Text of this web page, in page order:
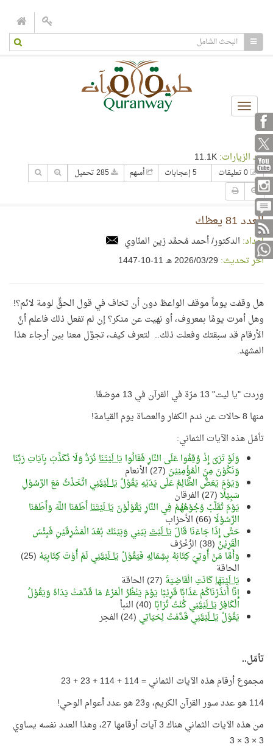
Toggle
navigation
عدد الزيارات:
5 إعجابات أسهم
العدد 81 يعظك
إعداد: الدكتور/ أحمد مُحمَّد زين المنّاوي
آخر تحديث: 29‏/03‏/2026 هـ 11-10-1447
هل وقفت يوماً موقف الواعظ دون أن تخاف في قول الحقِّ لومة لائم؟!
وهل أمرت يومًا بمعروف، أو نهيت عن منكر؟ إن لم تفعل ذلك فاعلم أنَّ
الأرقام قد سبقتك وفعلت ذلك.. لتعرف كيف، تجوَّل معنا بين أرجاء هذا
المشهد.
وردت "يا ليت" 13 مرّة في القرآن في 13 موضعًا.
منها 8 حالات عن ندم الكفار والعصاة يوم القيامة!
تأمّل هذه الآيات الثماني:
وَلَوْ تَرَىَ إِذْ وُقِفُوا عَلَى النَّارِ فَقَالُوا يَا لَيْتَنَانُرَدُّ وَلَا نُكَذِّبَ بِآيَاتِ رَبِّنَا
وَنَكُوْنَ مِنَ الْمُؤْمِنِيْنَ (27) الأنعام
وَيَوْمَ يَعَضُّ الظَّالِمُ عَلَى يَدَيْهِ يَقُوْلُ يَا لَيْتَنِي اتَّخَذْتُ مَعَ الرَّسُوْلِ
سَبِيْلًا(27) الفرقان
يَوْمَ تُقَلَّبُ وُجُوْهُهُمْ فِي النَّارِ يَقُوْلُوْنَ يَا لَيْتَنَاأَطَعْنَا اللَّهَ وَأَطَعْنَا
الرَّسُوْلَا(66) الأحزاب
حَتَّى إِذَا جَاءَنَا قَالَ يَا لَيْتَبَيْنِي وَبَيْنَكَ بُعْدَ الْمَشْرِقَيْنِ فَبِئْسَ
الْقَرِيْنُ (38) الزُخْرُف
وَأَمَّا مَنْ أُوتِيَ كِتَابَهُ بِشِمَالِهِ فَيَقُوْلُ يَا لَيْتَنِيلَمْ أُوْتَ كِتَابِيَهْ (25)
الحاقة
يَا لَيْتَهَاكَانَتِ الْقَاضِيَةَ (27) الحاقة
إِنَّا أَنذَرْنَاكُمْ عَذَابًا قَرِيْبًا يَوْمَ يَنْظُرُ الْمَرْءُ مَا قَدَّمَتْ يَدَاهُ وَيَقُوْلُ
الْكَافِرُيَا لَيْتَنِيكُنْتُ تُرَابًا (40) النبأ
يَقُوْلُ يَا لَيْتَنِي قَدَّمْتُ لِحَيَاتِي (24) الفجر
تأمّل..
مجموع أرقام هذه الآيات الثماني = 114 + 114 + 23 + 23
114 هو عدد سور القرآن الكريم، و23 هو عدد أعوام الوحي!
من هذه الآيات الثماني هناك 3 آيات أرقامها 27، وهذا العدد نفسه يساوي
3 × 3 × 3